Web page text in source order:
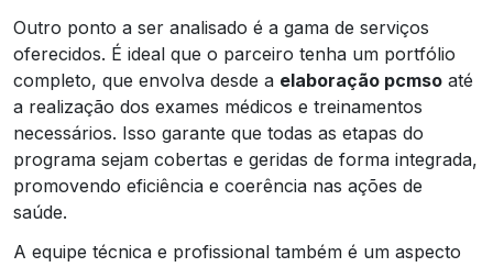
Outro ponto a ser analisado é a gama de serviços
oferecidos. É ideal que o parceiro tenha um portfólio
completo, que envolva desde a elaboração pcmso até
a realização dos exames médicos e treinamentos
necessários. Isso garante que todas as etapas do
programa sejam cobertas e geridas de forma integrada,
promovendo eficiência e coerência nas ações de
saúde.
A equipe técnica e profissional também é um aspecto